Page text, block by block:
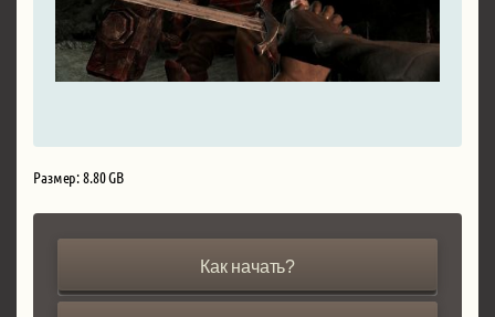
Размер: 8.80 GB
Как начать?